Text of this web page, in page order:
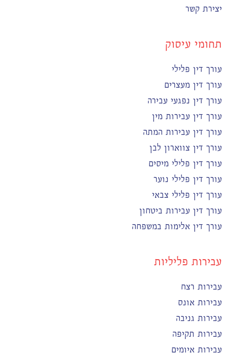
יצירת קשר
תחומי עיסוק
עורך דין פלילי
עורך דין מעצרים
עורך דין נפגעי עבירה
עורך דין עבירות מין
עורך דין עבירות המתה
עורך דין צווארון לבן
עורך דין פלילי מיסים
עורך דין פלילי נוער
עורך דין פלילי צבאי
עורך דין עבירות ביטחון
עורך דין אלימות במשפחה
עבירות פליליות
עבירות רצח
עבירות אונס
עבירות גניבה
עבירות תקיפה
עבירות איומים